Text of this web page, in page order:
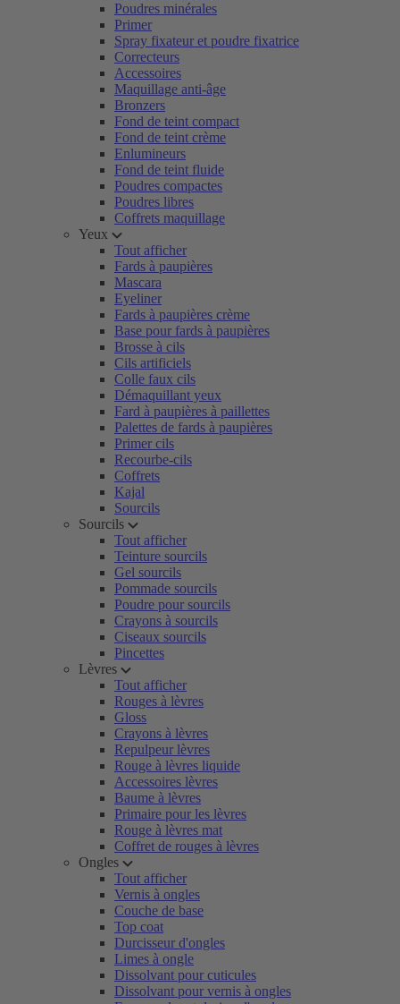
Poudres minérales
Primer
Spray fixateur et poudre fixatrice
Correcteurs
Accessoires
Maquillage anti-âge
Bronzers
Fond de teint compact
Fond de teint crème
Enlumineurs
Fond de teint fluide
Poudres compactes
Poudres libres
Coffrets maquillage
Yeux
Tout afficher
Fards à paupières
Mascara
Eyeliner
Fards à paupières crème
Base pour fards à paupières
Brosse à cils
Cils artificiels
Colle faux cils
Démaquillant yeux
Fard à paupières à paillettes
Palettes de fards à paupières
Primer cils
Recourbe-cils
Coffrets
Kajal
Sourcils
Sourcils
Tout afficher
Teinture sourcils
Gel sourcils
Pommade sourcils
Poudre pour sourcils
Crayons à sourcils
Ciseaux sourcils
Pincettes
Lèvres
Tout afficher
Rouges à lèvres
Gloss
Crayons à lèvres
Repulpeur lèvres
Rouge à lèvres liquide
Accessoires lèvres
Baume à lèvres
Primaire pour les lèvres
Rouge à lèvres mat
Coffret de rouges à lèvres
Ongles
Tout afficher
Vernis à ongles
Couche de base
Top coat
Durcisseur d'ongles
Limes à ongle
Dissolvant pour cuticules
Dissolvant pour vernis à ongles